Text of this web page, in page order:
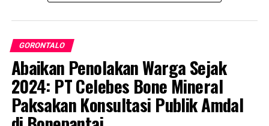
Kabupaten Pohuwato, kegiatan di lokasi ini terkesan tak
tersentuh hukum.
Hasil penelusuran Barakati.id mengungkapkan bahwa
aktivitas pertambangan tanpa izin tersebut diduga
dikelola oleh seorang pengusaha lokal berinisial DE alias
Daeng Edy. Kendati demikian, informasi ini masih
memerlukan pembuktian hukum lebih lanjut, dan media
GORONTALO
Abaikan Penolakan Warga Sejak
2024: PT Celebes Bone Mineral
Paksakan Konsultasi Publik Amdal